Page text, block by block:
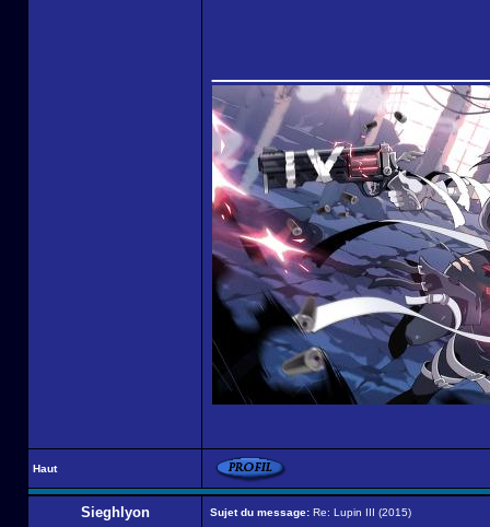
Haut
Sieghlyon Sujet du message: Re: Lupin III (2015)